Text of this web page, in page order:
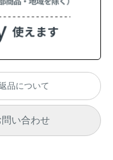
品について
い合わせ